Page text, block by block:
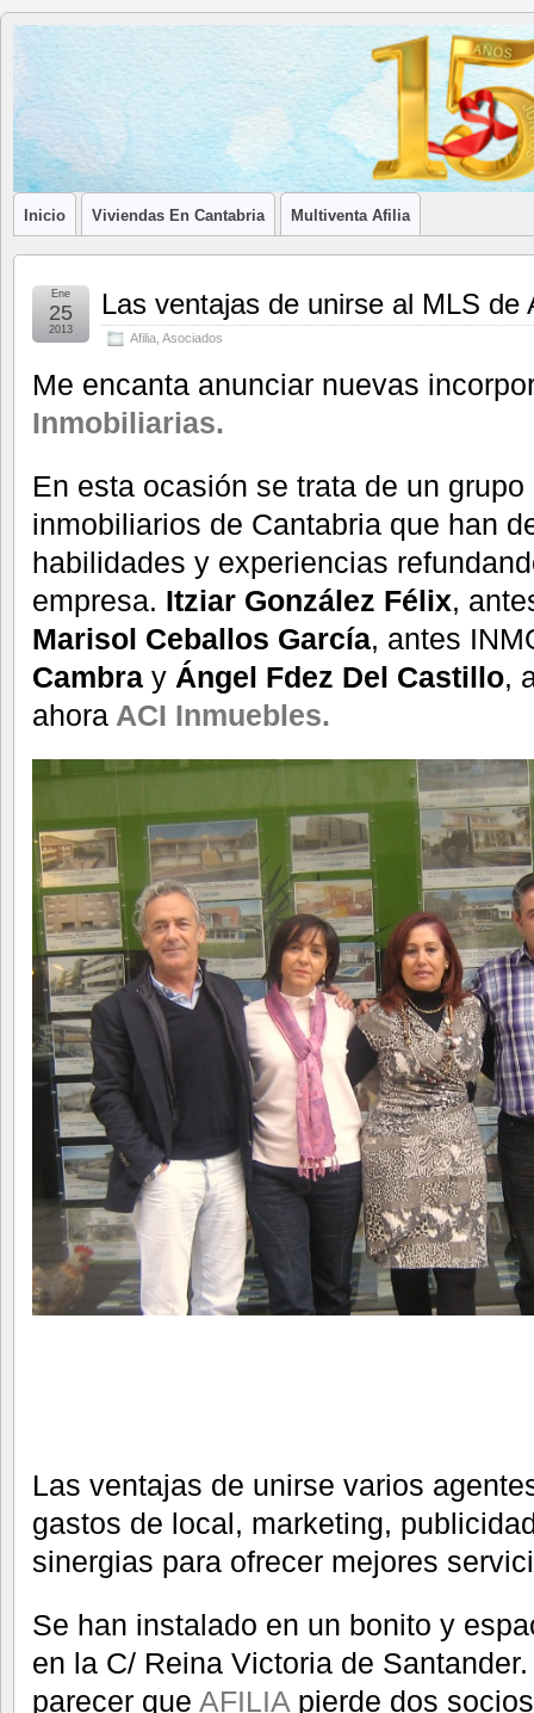
Blog de
Afilia
Inmobiliarias
LA ASOCIACIÓN DE LOS PROFESIONALES INMOBILIARIOS
Inicio Viviendas En Cantabria Multiventa Afilia
Las ventajas de unirse al MLS de
Afilia Asociados
Ene
25
2013
Me encanta anunciar nuevas
Inmobiliarias.
En esta ocasión se trata de un
inmobiliarios de Cantabria que han
habilidades y experiencias
empresa. Itziar González Félix,
Marisol Ceballos García, antes
Cambra y Ángel Fdez Del Castillo,
ahora ACI Inmuebles.
Las ventajas de unirse varios
gastos de local, marketing,
sinergias para ofrecer mejores
Se han instalado en un bonito y
en la C/ Reina Victoria de
parecer que AFILIA pierde dos